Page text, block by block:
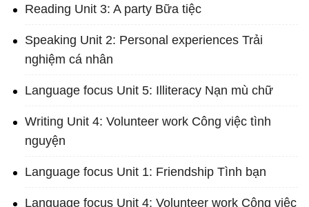
Reading Unit 3: A party Bữa tiệc
Speaking Unit 2: Personal experiences Trải
nghiệm cá nhân
Language focus Unit 5: Illiteracy Nạn mù chữ
Writing Unit 4: Volunteer work Công việc tình
nguyện
Language focus Unit 1: Friendship Tình bạn
Language focus Unit 4: Volunteer work Công việc